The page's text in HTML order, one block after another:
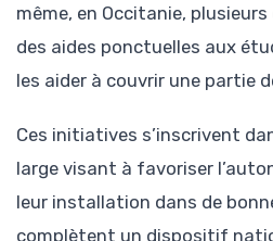
même, en Occitanie,
des aides ponctuelles aux
les aider à couvrir une partie
Ces initiatives s’inscrivent
large visant à favoriser
leur installation dans de
complètent un dispositif